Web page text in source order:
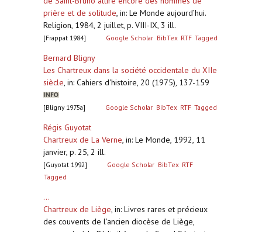
prière et de solitude, in: Le Monde aujourd’hui.
Religion, 1984, 2 juillet, p. VIII-IX, 3 ill.
[Frappat 1984] Google Scholar BibTex RTF Tagged
Bernard Bligny
Les Chartreux dans la société occidentale du XIIe
siècle, in: Cahiers d'histoire, 20 (1975), 137-159
[Bligny 1975a] Google Scholar BibTex RTF Tagged
Régis Guyotat
Chartreux de La Verne, in: Le Monde, 1992, 11
janvier, p. 25, 2 ill.
[Guyotat 1992] Google Scholar BibTex RTF
Tagged
...
Chartreux de Liège, in: Livres rares et précieux
des couvents de l'ancien diocèse de Liège,